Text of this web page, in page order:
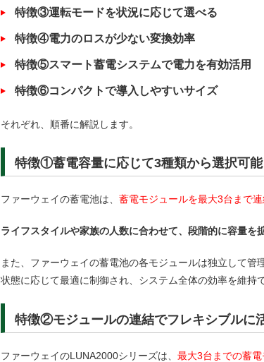
特徴③運転モードを状況に応じて選べる
特徴④電力のロスが少ない変換効率
特徴⑤スマート蓄電システムで電力を有効活用
特徴⑥コンパクトで導入しやすいサイズ
それぞれ、順番に解説します。
特徴①蓄電容量に応じて3種類から選択可能
ファーウェイの蓄電池は、 蓄電モジュールを最大3台まで
ライフスタイルや家族の人数に合わせて、段階的に容量を
また、ファーウェイの蓄電池の各モジュールは独立して管
状態に応じて最適に制御され、システム全体の効率を維持
特徴②モジュールの連結でフレキシブルに
ファーウェイのLUNA2000シリーズは、 最大3台までの蓄